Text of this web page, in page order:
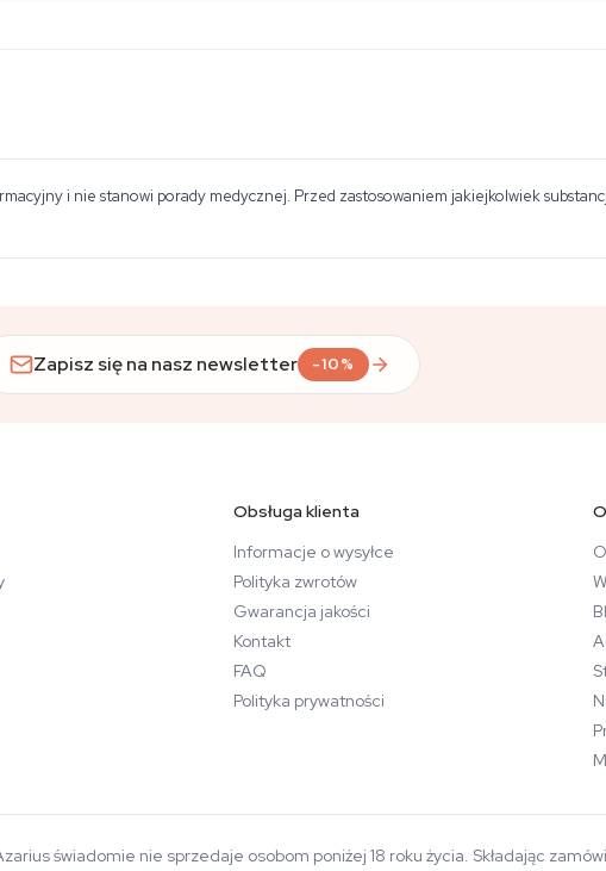
i nie stanowi porady medycznej. Przed zastosowaniem jakiejkolwiek
Zapisz się na nasz newsletter -10%
Obsługa klienta
Informacje o wysyłce
Polityka zwrotów
Gwarancja jakości
Kontakt
FAQ
Polityka prywatności
świadomie nie sprzedaje osobom poniżej 18 roku życia. Składając